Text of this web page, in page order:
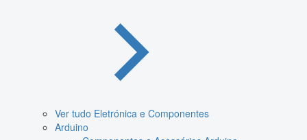
Ver tudo Eletrónica e Componentes
Arduino